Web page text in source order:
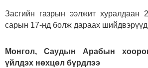
Засгийн газрын ээлжит хуралдаан
сарын 17-нд болж дараах
Монгол, Саудын Арабын
үйлдэх нөхцөл бүрдлээ